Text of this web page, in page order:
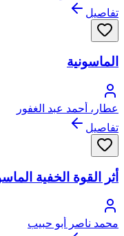
تفاصيل
الماسونية
عطار، أحمد عبد الغفور
تفاصيل
أثر القوة الخفية
محمد ناصر أبو حبيب